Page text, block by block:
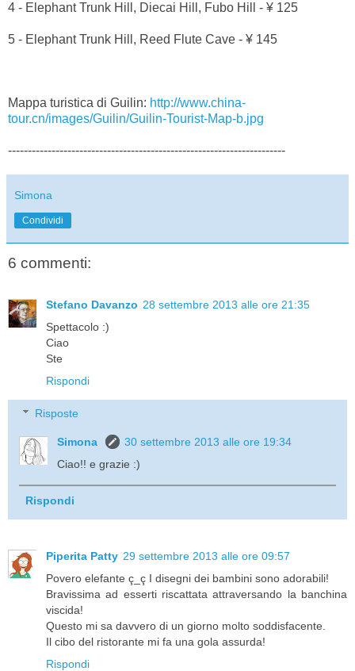
4 - Elephant Trunk Hill, Diecai Hill, Fubo Hill - ¥ 125
5 - Elephant Trunk Hill, Reed Flute Cave - ¥ 145
Mappa turistica di Guilin: http://www.china-
tour.cn/images/Guilin/Guilin-Tourist-Map-b.jpg
----------------------------------------------------------------------
Simona
Condividi
6 commenti:
Stefano Davanzo 28 settembre 2013 alle ore 21:35
Spettacolo :)
Ciao
Ste
Rispondi
Risposte
Simona
30 settembre 2013 alle ore 19:34
Ciao!! e grazie :)
Rispondi
Piperita Patty 29 settembre 2013 alle ore 09:57
Povero elefante ç_ç I disegni dei bambini sono adorabili!
Bravissima ad esserti riscattata attraversando la banchina
viscida!
Questo mi sa davvero di un giorno molto soddisfacente.
Il cibo del ristorante mi fa una gola assurda!
Rispondi